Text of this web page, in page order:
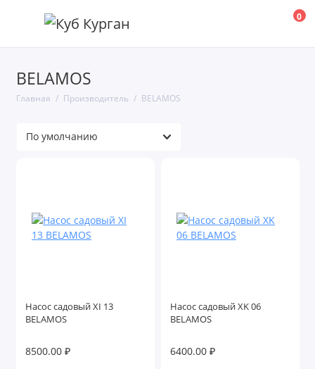
0
BELAMOS
Главная Производитель BELAMOS
Насос садовый XI 13
BELAMOS
8500.00 ₽
Насос садовый XK 06
BELAMOS
6400.00 ₽